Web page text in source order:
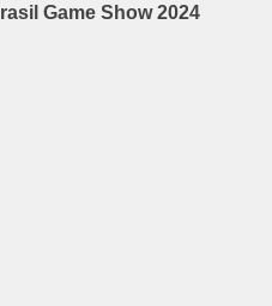
Game Show 2024